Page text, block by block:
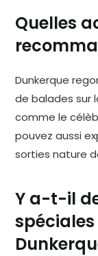
Quelles
Dunkerque
de balades sur
comme le
pouvez aussi
sorties nature
Y a-t-il